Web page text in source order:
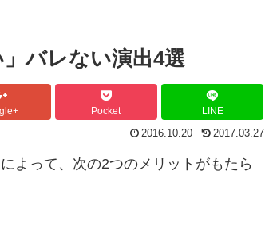
バレない演出4選
Pocket LINE
2016.10.20 2017.03.27
よって、次の2つのメリットがもたら